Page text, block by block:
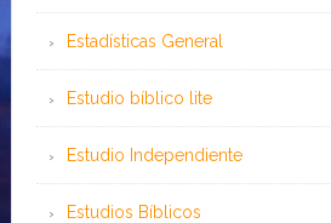
Estadísticas General
Estudio bíblico lite
Estudio Independiente
Estudios Bíblicos